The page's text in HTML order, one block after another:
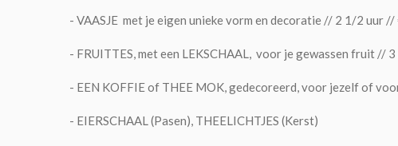
- VAASJE met je eigen unieke vorm en decoratie // 2 1/2 uur //
- FRUITTES, met een LEKSCHAAL, voor je gewassen fruit // 3
- EEN KOFFIE of THEE MOK, gedecoreerd, voor jezelf of
- EIERSCHAAL (Pasen), THEELICHTJES (Kerst)